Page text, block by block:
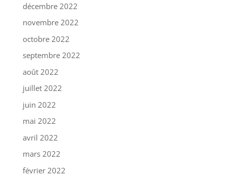
décembre 2022
novembre 2022
octobre 2022
septembre 2022
août 2022
juillet 2022
juin 2022
mai 2022
avril 2022
mars 2022
février 2022